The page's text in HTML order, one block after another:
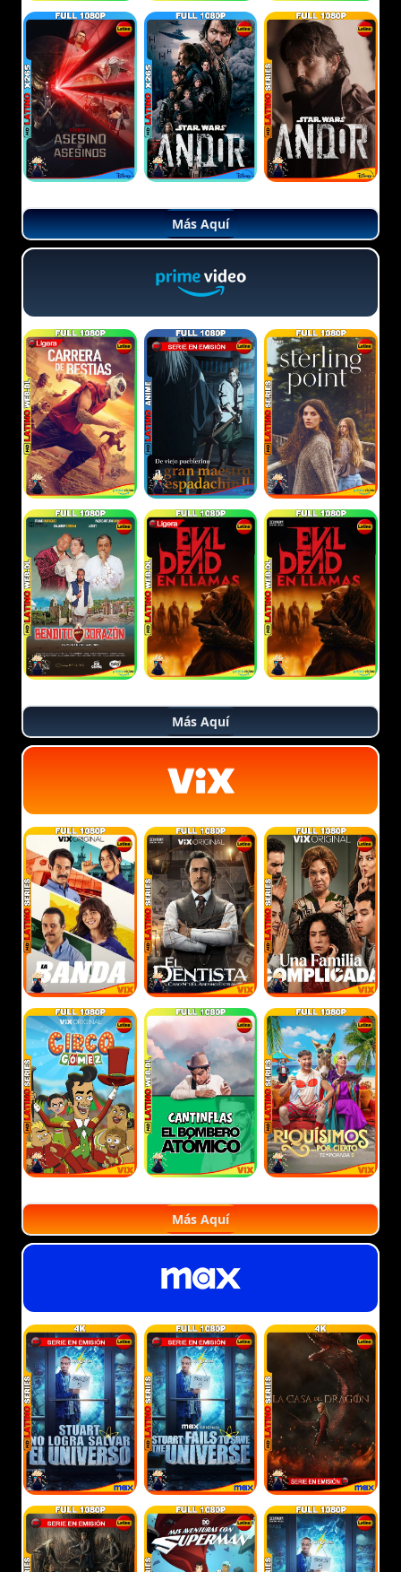
Más Aquí
Más Aquí
Más Aquí